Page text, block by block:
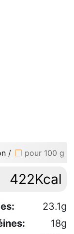
/ pour 100 g
422Kcal
23.1g
18g